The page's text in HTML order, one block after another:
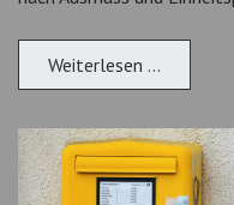
Weiterlesen …